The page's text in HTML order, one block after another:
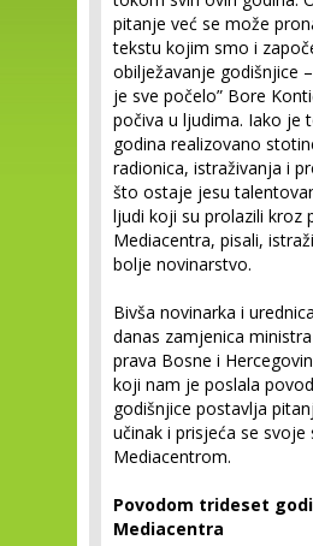
pitanje već se može
tekstu kojim smo i
obilježavanje godišnjice
je sve počelo” Bore
počiva u ljudima. Iako je
godina realizovano
radionica, istraživanja i
što ostaje jesu
ljudi koji su prolazili kroz
Mediacentra, pisali,
bolje novinarstvo.
Bivša novinarka i
danas zamjenica
prava Bosne i
koji nam je poslala
godišnjice postavlja
učinak i prisjeća se svoje
Mediacentrom.
Povodom trideset
Mediacentra